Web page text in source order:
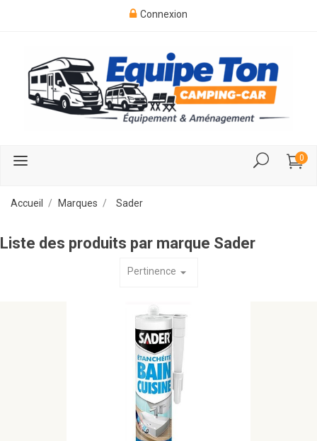
Connexion
0
Accueil Marques Sader
Liste des produits par marque Sader
Pertinence arrow_drop_down